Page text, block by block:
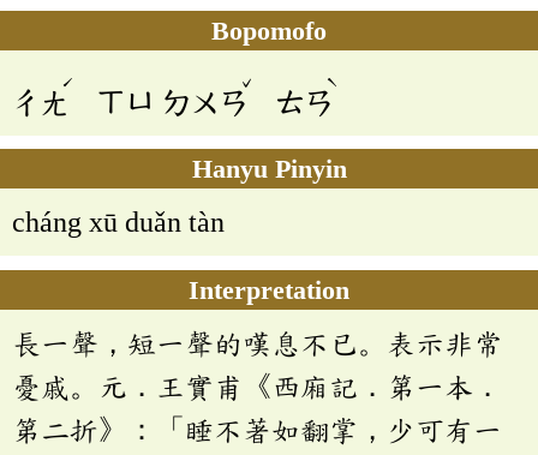
Bopomofo
ㄔㄤ
ˊ
ㄒㄩ ㄉㄨㄢ
ˇ
ㄊㄢ
ˋ
Hanyu Pinyin
cháng xū duǎn tàn
Interpretation
長一聲，短一聲的嘆息不已。表示非常
憂戚。元．王實甫《西廂記．第一本．
第二折》：「睡不著如翻掌，少可有一